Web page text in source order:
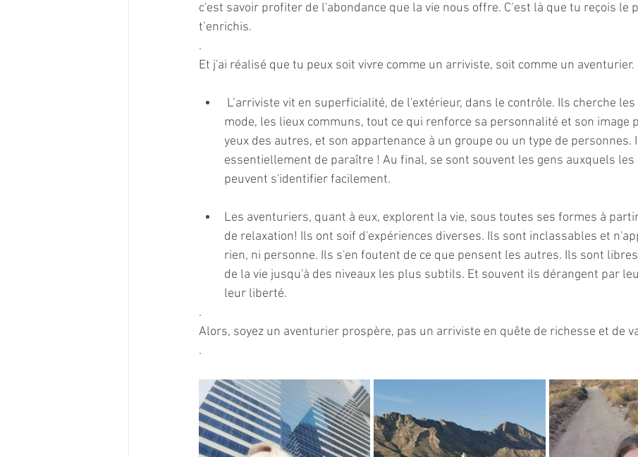
c'est savoir profiter de l'abondance que la vie nous offre. C’est là que tu reçois le
t’enrichis.
.
Et j'ai réalisé que tu peux soit vivre comme un arriviste, soit comme un aventurier.
mode, les lieux communs, tout ce qui renforce sa personnalité et son image
yeux des autres, et son appartenance à un groupe ou un type de personnes.
essentiellement de paraître ! Au final, se sont souvent les gens auxquels les
peuvent s'identifier facilement.
Les aventuriers, quant à eux, explorent la vie, sous toutes ses formes à
de relaxation! Ils ont soif d'expériences diverses. Ils sont inclassables et
rien, ni personne. Ils s'en foutent de ce que pensent les autres. Ils sont
de la vie jusqu'à des niveaux les plus subtils. Et souvent ils dérangent par
leur liberté.
.
Alors, soyez un aventurier prospère, pas un arriviste en quête de richesse et de
.